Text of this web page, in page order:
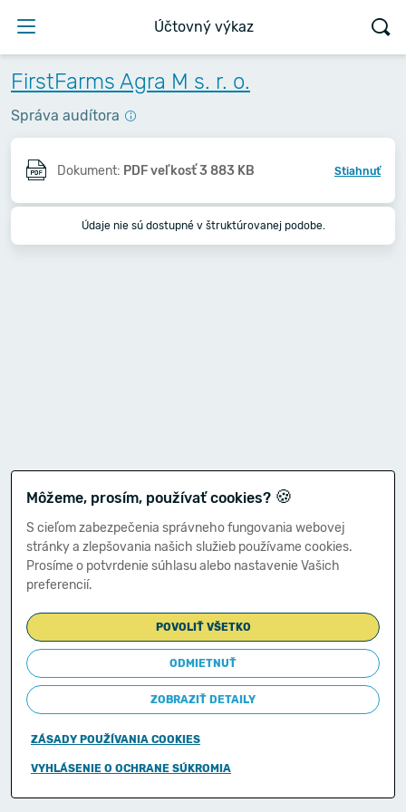
Účtovný výkaz
FirstFarms Agra M s. r. o.
Správa audítora
Dokument: PDF veľkosť 3 883 KB Stiahnuť
Údaje nie sú dostupné v štruktúrovanej podobe.
Môžeme, prosím, používať cookies? 🍪
S cieľom zabezpečenia správneho fungovania webovej
stránky a zlepšovania našich služieb používame cookies.
Prosíme o potvrdenie súhlasu alebo nastavenie Vašich
preferencií.
POVOLIŤ VŠETKO
ODMIETNUŤ
ZOBRAZIŤ DETAILY
ZÁSADY POUŽÍVANIA COOKIES
VYHLÁSENIE O OCHRANE SÚKROMIA
Copyright © 2011-2026